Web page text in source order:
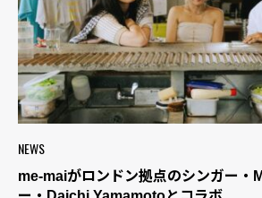
NEWS
me-maiがロンドン拠点のシンガー・